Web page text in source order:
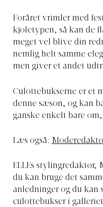
Foråret vrimler med
kjoletypen, så kan de
meget vel blive din
nemlig helt samme
men giver et andet
Culottebukserne er et
denne sæson, og kan
ganske enkelt bare
Læs også:
ELLEs stylingredaktør,
du kan bruge det
anledninger og du kan
culottebukser i